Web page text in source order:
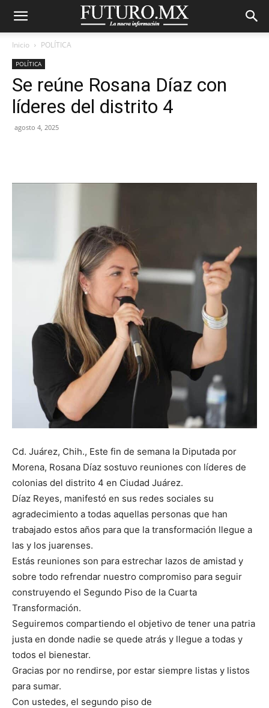
Inicio POLÍTICA
POLÍTICA
Se reúne Rosana Díaz con
líderes del distrito 4
agosto 4, 2025
Cd. Juárez, Chih., Este fin de semana la Diputada por
Morena, Rosana Díaz sostuvo reuniones con líderes de
colonias del distrito 4 en Ciudad Juárez.
Díaz Reyes, manifestó en sus redes sociales su
agradecimiento a todas aquellas personas que han
trabajado estos años para que la transformación llegue a
las y los juarenses.
Estás reuniones son para estrechar lazos de amistad y
sobre todo refrendar nuestro compromiso para seguir
construyendo el Segundo Piso de la Cuarta
Transformación.
Seguiremos compartiendo el objetivo de tener una patria
justa en donde nadie se quede atrás y llegue a todas y
todos el bienestar.
Gracias por no rendirse, por estar siempre listas y listos
para sumar.
Con ustedes, el segundo piso de